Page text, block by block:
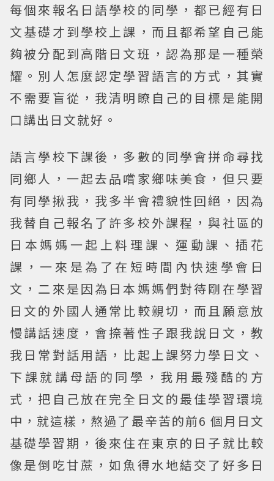
每個來報名日語學校的同學，都已經有日
文基礎才到學校上課，而且都希望自己能
夠被分配到高階日文班，認為那是一種榮
耀。別人怎麼認定學習語言的方式，其實
不需要盲從，我清明瞭自己的目標是能開
口講出日文就好。
語言學校下課後，多數的同學會拼命尋找
同鄉人，一起去品嚐家鄉味美食，但只要
有同學揪我，我多半會禮貌性回絕，因為
我替自己報名了許多校外課程，與社區的
日本媽媽一起上料理課、運動課、插花
課，一來是為了在短時間內快速學會日
文，二來是因為日本媽媽們對待剛在學習
日文的外國人通常比較親切，而且願意放
慢講話速度，會捺著性子跟我說日文，教
我日常對話用語，比起上課努力學日文、
下課就講母語的同學，我用最殘酷的方
式，把自己放在完全日文的最佳學習環境
中，就這樣，熬過了最辛苦的前6 個月日文
基礎學習期，後來住在東京的日子就比較
像是倒吃甘蔗，如魚得水地結交了好多日